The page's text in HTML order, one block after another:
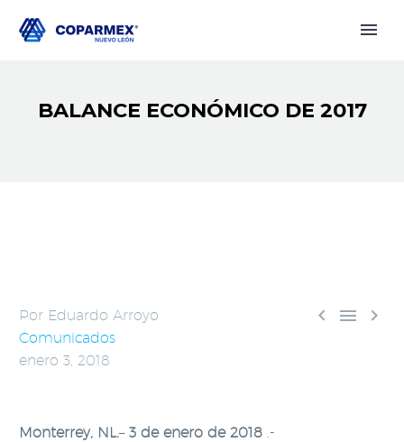
BALANCE ECONÓMICO DE 2017
  
Por Eduardo Arroyo
Comunicados
enero 3, 2018
Monterrey, NL.– 3 de enero de 2018 .-